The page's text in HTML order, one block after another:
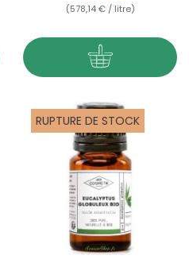
(578,14 € / litre)
RUPTURE DE STOCK